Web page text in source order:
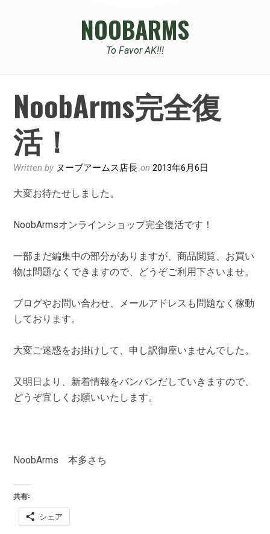
NOOBARMS
To Favor AK!!!
NoobArms完全復
活！
Written by ヌーブアームス店長 on2013年6月6日
大変お待たせしました。
NoobArmsオンラインショップ完全復活です！
一部まだ編集中の部分がありますが、商品閲覧、お買い
物は問題なくできますので、どうぞご利用下さいませ。
ブログやお問い合わせ、メールアドレスも問題なく稼動
しております。
大変ご迷惑をお掛けして、申し訳御座いませんでした。
又明日より、新着情報をバンバンだしていきますので、
どうぞ宜しくお願いいたします。
NoobArms 本多さち
共有:
シェア